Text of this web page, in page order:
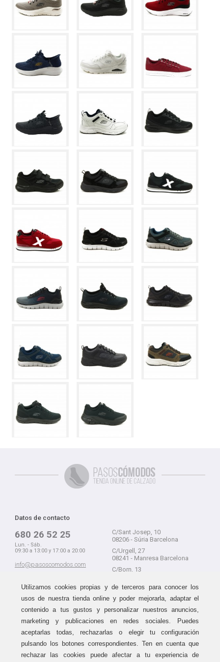
Datos de contacto
680 26 52 25
Lun. - Sáb.
09:30 a 13:00 y 17:00 a 20:00
info@pasoscomodos.com
C/Sant Josep, 10
08206 - Súria Barcelona
C/Urgell, 27
08241 - Manresa Barcelona
C/Born, 13
Guía de compra
Métodos de envío
Devolución sin problemas
Haz tus compras sin miedo a
equivocarte:
aceptamos devolucionesdurante
Utilizamos cookies propias y de terceros para conocer los
usos de nuestra tienda online y poder mejorarla, adaptar el
contenido a tus gustos y personalizar nuestros anuncios,
marketing y publicaciones en redes sociales. Puedes
aceptarlas todas, rechazarlas o elegir tu configuración
pulsando los botones correspondientes. Ten en cuenta que
rechazar las cookies puede afectar a tu experiencia de